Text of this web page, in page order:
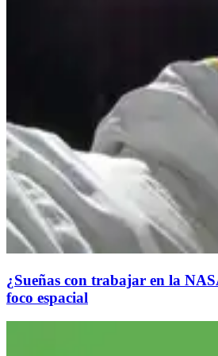
¿Sueñas con trabajar en la
foco espacial